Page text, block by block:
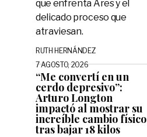
que enfrenta Ares y el
delicado proceso que
atraviesan.
RUTH HERNÁNDEZ
7 AGOSTO, 2026
“Me convertí en un
cerdo depresivo”:
Arturo Longton
impactó al mostrar su
increíble cambio físico
tras bajar 18 kilos